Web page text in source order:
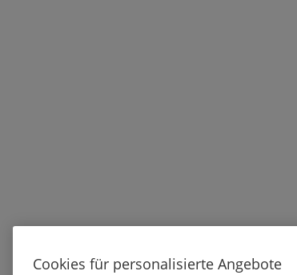
Cookies für personalisierte Angebote